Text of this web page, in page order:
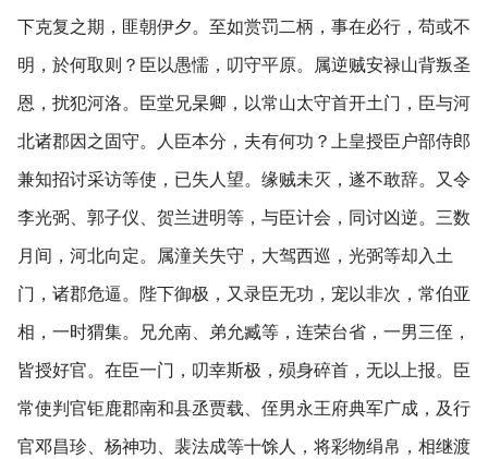
下克复之期，匪朝伊夕。至如赏罚二柄，事在必行，苟或不
明，於何取则？臣以愚懦，叨守平原。属逆贼安禄山背叛圣
恩，扰犯河洛。臣堂兄杲卿，以常山太守首开土门，臣与河
北诸郡因之固守。人臣本分，夫有何功？上皇授臣户部侍郎
兼知招讨采访等使，已失人望。缘贼未灭，遂不敢辞。又令
李光弼、郭子仪、贺兰进明等，与臣计会，同讨凶逆。三数
月间，河北向定。属潼关失守，大驾西巡，光弼等却入土
门，诸郡危逼。陛下御极，又录臣无功，宠以非次，常伯亚
相，一时猬集。兄允南、弟允臧等，连荣台省，一男三侄，
皆授好官。在臣一门，叨幸斯极，殒身碎首，无以上报。臣
常使判官钜鹿郡南和县丞贾载、侄男永王府典军广成，及行
官邓昌珍、杨神功、裴法成等十馀人，将彩物绢帛，相继渡